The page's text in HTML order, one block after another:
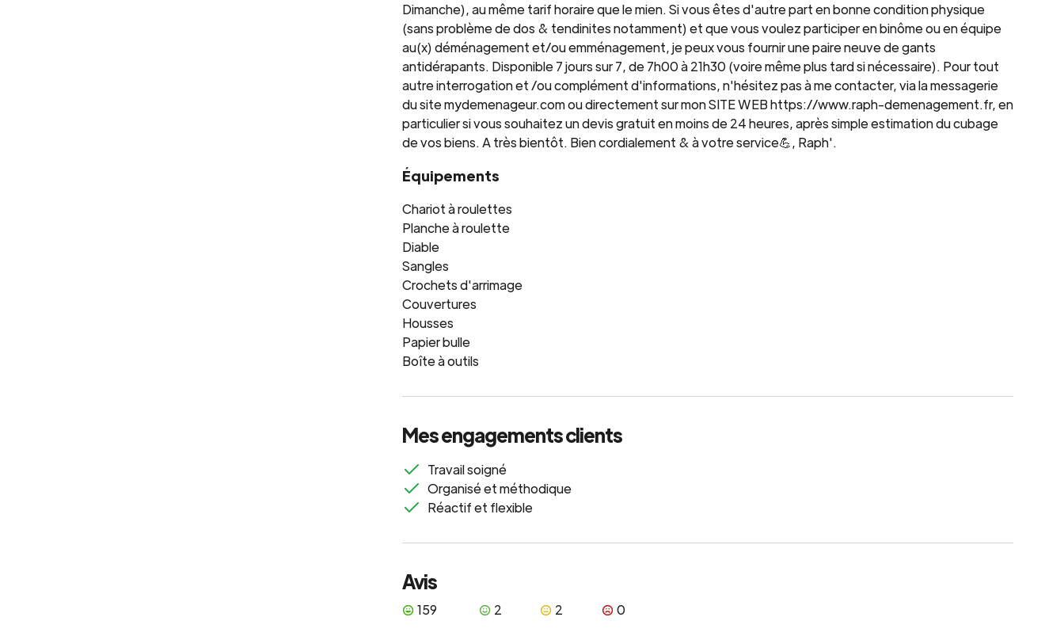
Dimanche), au même tarif horaire que le mien. Si vous êtes d'autre part en bonne condition physique
(sans problème de dos & tendinites notamment) et que vous voulez participer en binôme ou en équipe
au(x) déménagement et/ou emménagement, je peux vous fournir une paire neuve de gants
antidérapants. Disponible 7 jours sur 7, de 7h00 à 21h30 (voire même plus tard si nécessaire). Pour tout
autre interrogation et /ou complément d'informations, n'hésitez pas à me contacter, via la messagerie
du site mydemenageur.com ou directement sur mon SITE WEB https://www.raph-demenagement.fr, en
particulier si vous souhaitez un devis gratuit en moins de 24 heures, après simple estimation du cubage
de vos biens. A très bientôt. Bien cordialement & à votre service💪, Raph'.
Équipements
Chariot à roulettes
Planche à roulette
Diable
Sangles
Crochets d'arrimage
Couvertures
Housses
Papier bulle
Boîte à outils
Mes engagements clients
Travail soigné
Organisé et méthodique
Réactif et flexible
Avis
159 2 2 0